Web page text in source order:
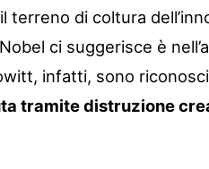
di coltura
ci suggerisce è
infatti, sono
tramite distruzione